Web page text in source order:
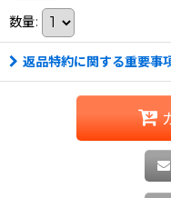
数量:
返品特約に関する重要事